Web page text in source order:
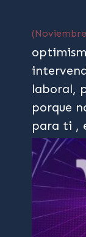
laboral,
porque
para ti ,